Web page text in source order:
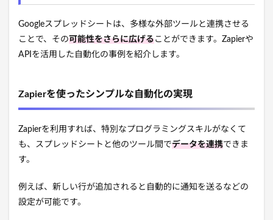
Googleスプレッドシートは、多様な外部ツールと連携させる
ことで、その可能性をさらに広げることができます。Zapierや
APIを活用した自動化の事例を紹介します。
Zapierを使ったシンプルな自動化の実現
Zapierを利用すれば、特別なプログラミングスキルがなくて
も、スプレッドシートと他のツール間でデータを連携できま
す。
例えば、新しい行が追加されると自動的に通知を送るなどの
設定が可能です。